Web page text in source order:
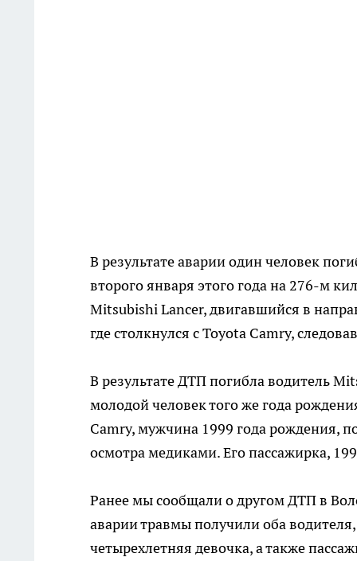
В результате аварии один человек
второго января этого года на 276-м
Mitsubishi Lancer, двигавшийся в
где столкнулся с Toyota Camry,
В результате ДТП погибла водитель
молодой человек того же года
Camry, мужчина 1999 года рождения,
осмотра медиками. Его пассажирка,
Ранее мы сообщали о другом ДТП в
аварии травмы получили оба
четырехлетняя девочка, а также